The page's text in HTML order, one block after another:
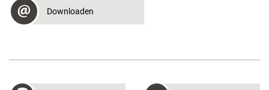
Downloaden